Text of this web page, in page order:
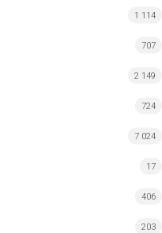
1 114
707
2 149
724
7 024
17
406
203